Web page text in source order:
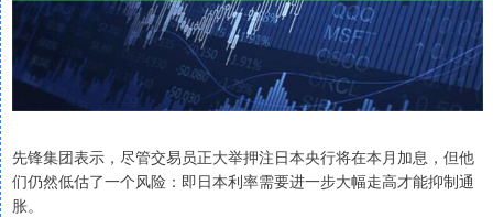
先锋集团表示，尽管交易员正大举押注日本央行将在本月加息，但他
们仍然低估了一个风险：即日本利率需要进一步大幅走高才能抑制通
胀。